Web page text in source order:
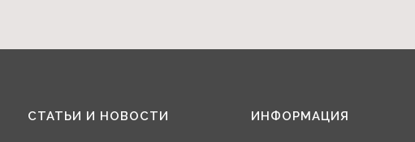
СТАТЬИ И НОВОСТИ ИНФОРМАЦИЯ